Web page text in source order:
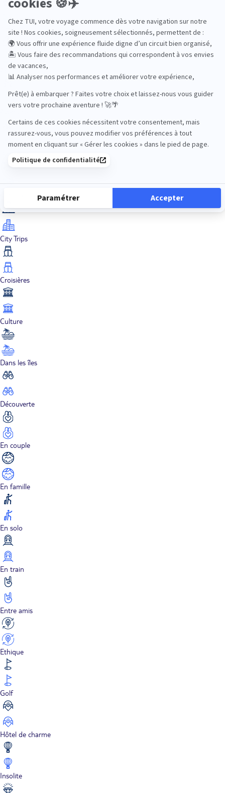
Actif
Adult only
Circuits privés
City Trips
Croisières
Culture
Dans les îles
Découverte
En couple
En famille
En solo
En train
Entre amis
Ethique
Golf
Hôtel de charme
Insolite